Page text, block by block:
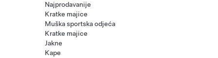
Najprodavanije
Kratke majice
Muška sportska odjeća
Kratke majice
Jakne
Kape